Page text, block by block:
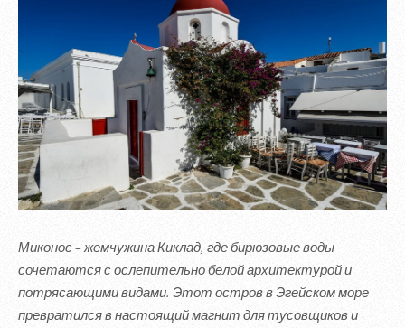
Миконос – жемчужина Киклад, где бирюзовые воды
сочетаются с ослепительно белой архитектурой и
потрясающими видами. Этот остров в Эгейском море
превратился в настоящий магнит для тусовщиков и